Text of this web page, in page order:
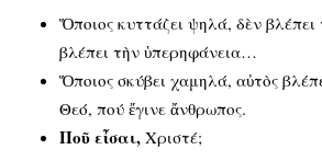
Ὅποιος κυττάζει ψηλά, δὲν βλέπει
βλέπει τὴν ὑπερηφάνεια…
Ὅποιος σκύβει χαμηλά, αὐτὸς
Θεό, πού ἔγινε ἄνθρωπος.
Ποῦ εἶσαι, Χριστέ;